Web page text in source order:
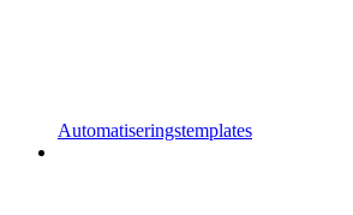
Automatiseringstemplates